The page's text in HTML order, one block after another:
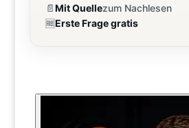
📄Mit Quellezum Nachlesen
🆓Erste Frage gratis